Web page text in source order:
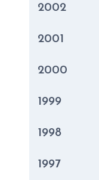
2002
2001
2000
1999
1998
1997